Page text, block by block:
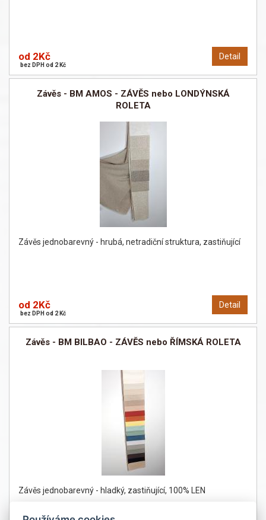
Detail
od 2Kč
bez DPH od 2 Kč
Závěs - BM AMOS - ZÁVĚS nebo LONDÝNSKÁ
ROLETA
Závěs jednobarevný - hrubá, netradiční struktura, zastiňující
Detail
od 2Kč
bez DPH od 2 Kč
Závěs - BM BILBAO - ZÁVĚS nebo ŘÍMSKÁ ROLETA
Závěs jednobarevný - hladký, zastiňující, 100% LEN